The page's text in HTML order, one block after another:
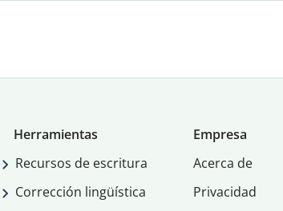
Herramientas
Recursos de escritura
Corrección lingüística
Empresa
Acerca de
Privacidad